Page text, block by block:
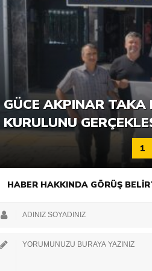
6. GÜCE TEKKEKÖY
KATILIMLA
GÜCE AKPINAR TAKA
KURULUNU
1
HABER HAKKINDA GÖRÜŞ